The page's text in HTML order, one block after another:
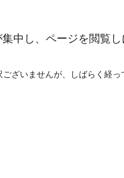
中し、ページを閲覧し
ざいませんが、しばらく経